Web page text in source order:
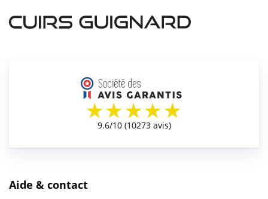
Aide & contact